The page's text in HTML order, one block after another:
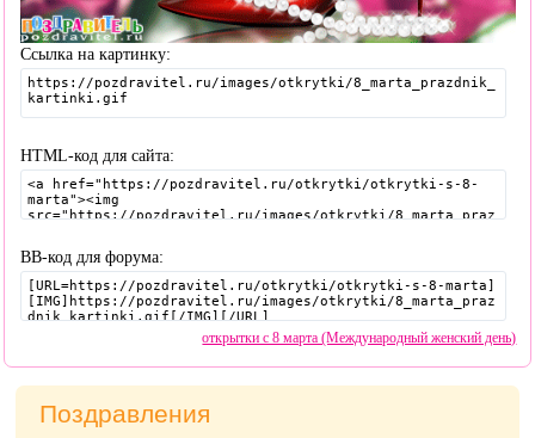
Ссылка на картинку:
HTML-код для сайта:
BB-код для форума:
открытки с 8 марта (Международный женский день)
Поздравления